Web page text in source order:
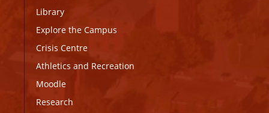
Library
Explore the Campus
Crisis Centre
Athletics and Recreation
Moodle
Research